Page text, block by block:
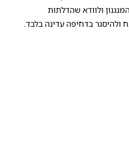
ולוודא שהדלתות
ולהיסגר בדחיפה עדינה בלבד.